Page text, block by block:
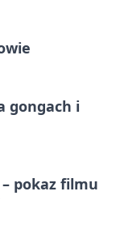
gongach i
pokaz filmu